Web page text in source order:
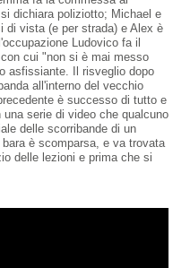
dichiara poliziotto; Michael e
di vista (e per strada) e Alex è
Ludovico fa il
cui "non si è mai messo
asfissiante. Il risveglio dopo
all'interno del vecchio
è successo di tutto e
serie di video che qualcuno
delle scorribande di un
è scomparsa, e va trovata
delle lezioni e prima che si